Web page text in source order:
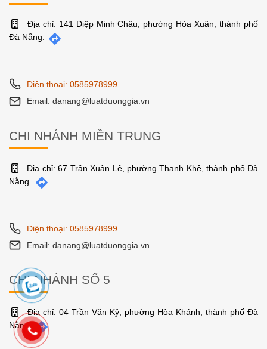
Địa chỉ: 141 Diệp Minh Châu, phường Hòa Xuân, thành phố
Đà Nẵng.
Điện thoại: 0585978999
Email: danang@luatduonggia.vn
CHI NHÁNH MIỀN TRUNG
Địa chỉ: 67 Trần Xuân Lê, phường Thanh Khê, thành phố Đà
Nẵng.
Điện thoại: 0585978999
Email: danang@luatduonggia.vn
CHI NHÁNH SỐ 5
Địa chỉ: 04 Trần Văn Kỷ, phường Hòa Khánh, thành phố Đà
Nẵng.